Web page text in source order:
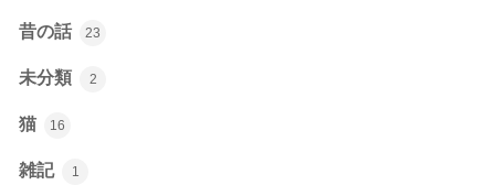
昔の話 23
未分類 2
猫 16
雑記 1